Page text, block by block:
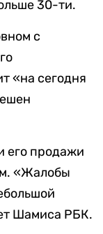
30-ти.
с
«на сегодня
его продажи
«Жалобы
Шамиса РБК.